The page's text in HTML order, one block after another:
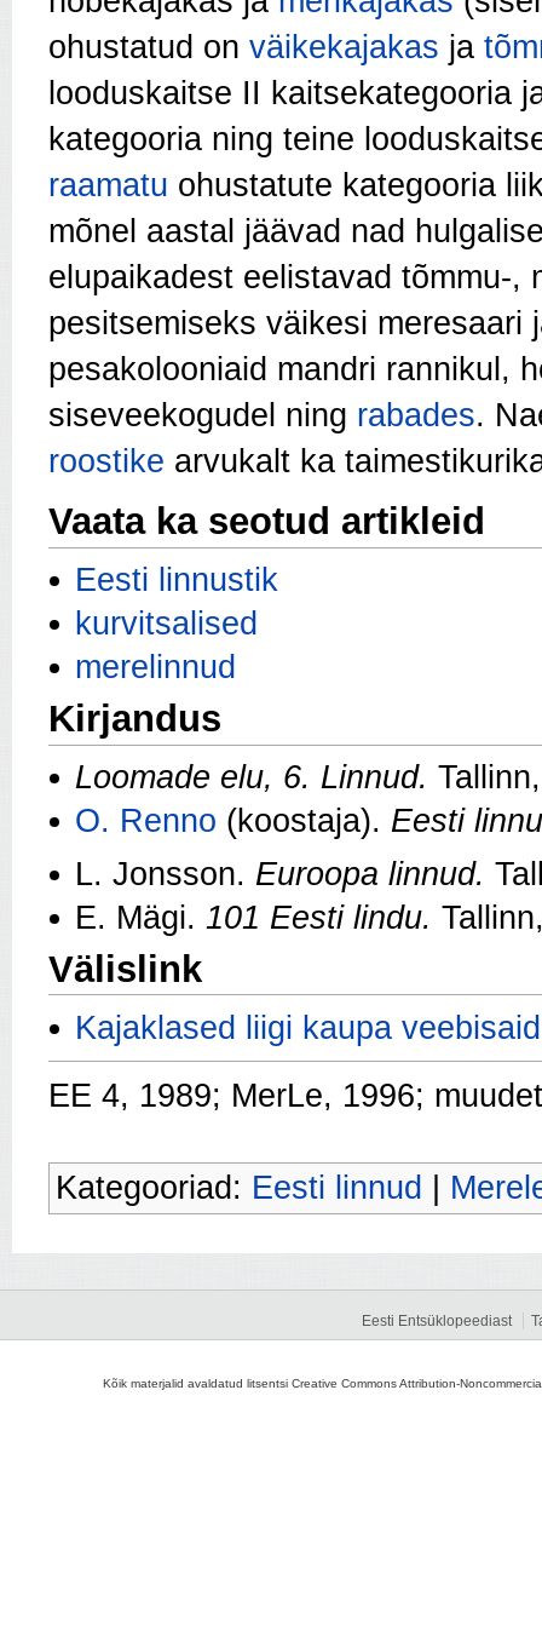
ohustatud on väikekajakas ja
looduskaitse II kaitsekategooria
kategooria ning teine
raamatu ohustatute kategooria
mõnel aastal jäävad nad
elupaikadest eelistavad tõmmu-,
pesitsemiseks väikesi meresaari
pesakolooniaid mandri rannikul,
siseveekogudel ning rabades.
roostike arvukalt ka
Vaata ka seotud artikleid
Eesti linnustik
kurvitsalised
merelinnud
Kirjandus
Loomade elu, 6. Linnud.
O. Renno (koostaja). Eesti
L. Jonsson. Euroopa linnud.
E. Mägi. 101 Eesti lindu.
Välislink
Kajaklased liigi kaupa
EE 4, 1989; MerLe, 1996;
Kategooriad: Eesti linnud
Eesti Entsüklopeediast
Kõik materjalid avaldatud litsentsi Creative Commons Attribution-